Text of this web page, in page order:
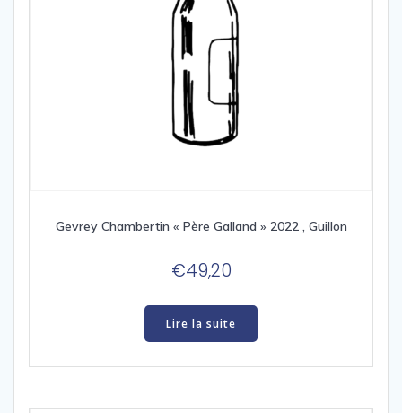
Gevrey Chambertin « Père Galland » 2022 , Guillon
€49,20
Lire la suite